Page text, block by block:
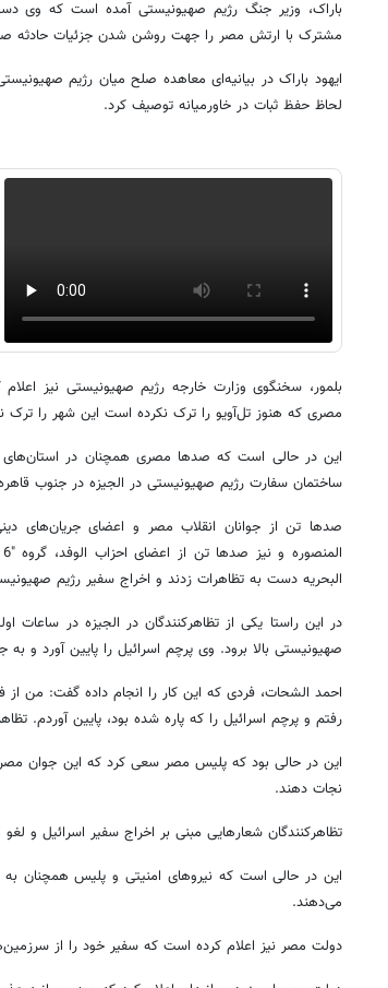
باراک، وزیر جنگ رژیم صهیونیستی آمده است که وی
مشترک با ارتش مصر را جهت روشن شدن جزئیات حادثه
ایهود باراک در بیانیه‌ای معاهده صلح میان رژیم
لحاظ حفظ ثبات در خاورمیانه توصیف کرد.
بلمور، سخنگوی وزارت خارجه رژیم صهیونیستی نیز اعلام
مصری که هنوز تل‌آویو را ترک نکرده است این شهر را ترک
این در حالی است که صدها مصری همچنان در استان‌های
ساختمان سفارت رژیم صهیونیستی در الجیزه در جنوب
صدها تن از جوانان انقلاب مصر و اعضای جریان‌های
البحریه دست به تظاهرات زدند و اخراج سفیر رژیم
در این راستا یکی از تظاهرکنندگان در الجیزه در ساعات
صهیونیستی بالا برود. وی پرچم اسرائیل را پایین آورد و
احمد الشحات، فردی که این کار را انجام داده گفت: من از
رفتم و پرچم اسرائیل را که پاره شده بود، پایین آوردم.
این در حالی بود که پلیس مصر سعی کرد که این جوان
نجات دهند.
تظاهرکنندگان شعارهایی مبنی بر اخراج سفیر اسرائیل و
این در حالی است که نیروهای امنیتی و پلیس همچنان
می‌دهند.
دولت مصر نیز اعلام کرده است که سفیر خود را از